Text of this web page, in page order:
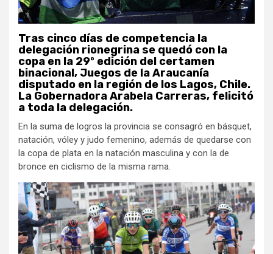
Tras cinco días de competencia la
delegación rionegrina se quedó con la
copa en la 29º edición del certamen
binacional, Juegos de la Araucanía
disputado en la región de los Lagos, Chile.
La Gobernadora Arabela Carreras, felicitó
a toda la delegación.
En la suma de logros la provincia se consagró en básquet,
natación, vóley y judo femenino, además de quedarse con
la copa de plata en la natación masculina y con la de
bronce en ciclismo de la misma rama.